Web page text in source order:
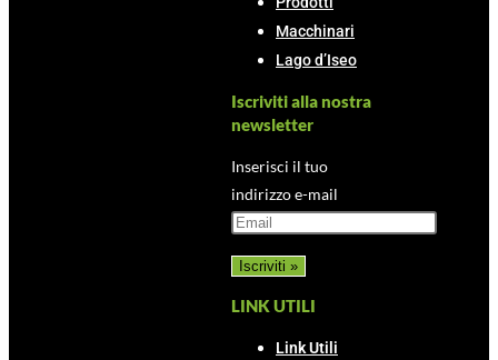
Macchinari
Lago d’Iseo
Iscriviti alla nostra
newsletter
Inserisci il tuo
indirizzo e-mail
LINK UTILI
Link Utili